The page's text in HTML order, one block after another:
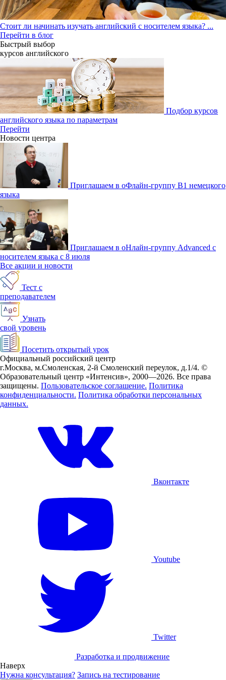
Стоит ли начинать изучать английский с носителем языка? ...
Перейти в блог
Быстрый выбор
курсов английcкого
Подбор курсов
английского языка по параметрам
Перейти
Новости центра
Приглашаем в оФлайн-группу В1 немецкого
языка
Приглашаем в оНлайн-группу Advanced с
носителем языка с 8 июля
Все акции и новости
Тест с
преподавателем
Узнать
свой уровень
Посетить открытый урок
Официальный российский центр
г.Москва, м.Смоленская, 2-й Смоленский переулок, д.1/4. ©
Образовательный центр «Интенсив», 2000—2026. Все права
защищены. Пользовательское соглашение. Политика
конфиденциальности. Политика обработки персональных
данных.
Вконтакте
Youtube
Twitter
Разработка и продвижение
Наверх
Нужна консультация? Запись на тестирование